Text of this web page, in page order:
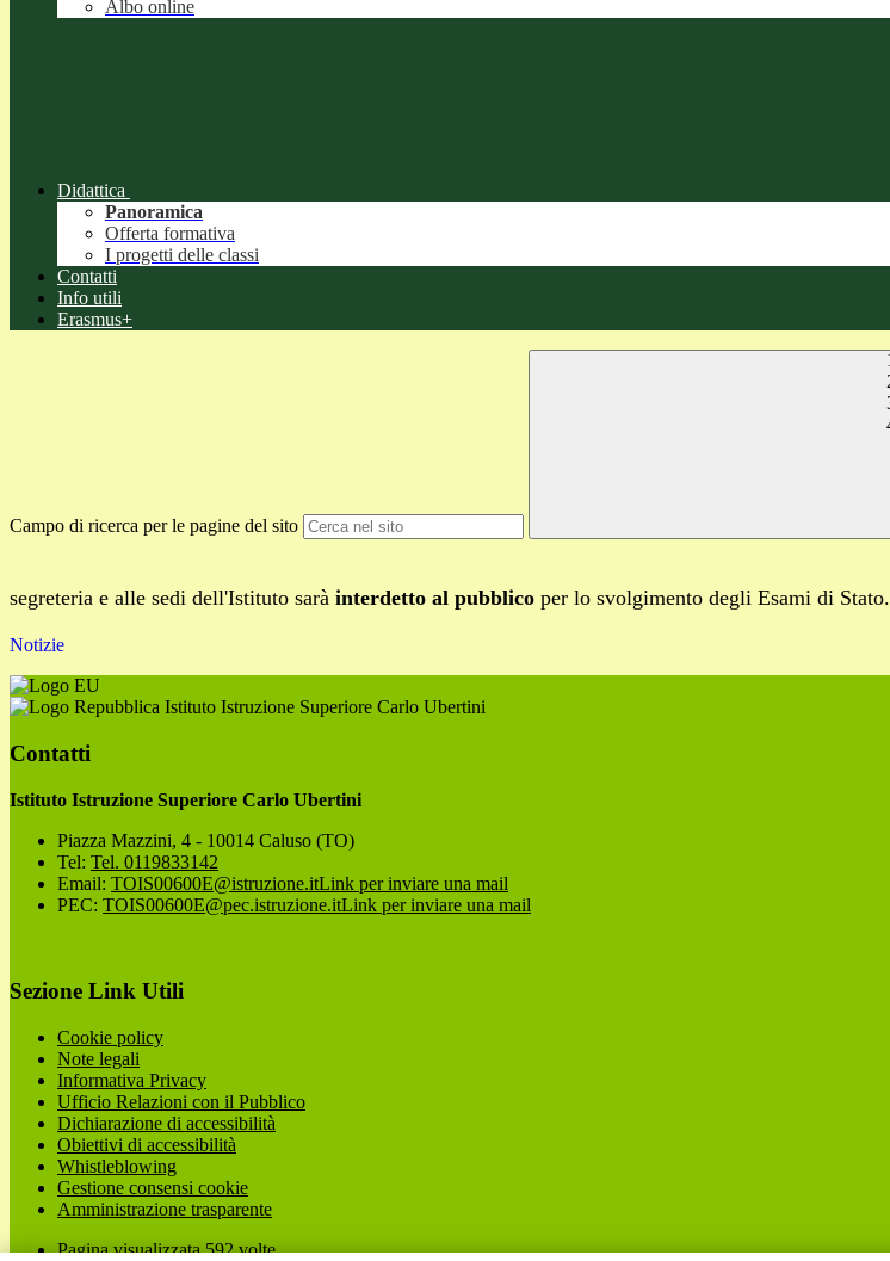
Albo online
Didattica
Panoramica
Offerta formativa
I progetti delle classi
Contatti
Info utili
Erasmus+
Campo di ricerca per le pagine del sito
segreteria e alle sedi dell'Istituto sarà interdetto al pubblico per lo svolgimento degli Esami di Stato.
Notizie
Istituto Istruzione Superiore Carlo Ubertini
Contatti
Istituto Istruzione Superiore Carlo Ubertini
Piazza Mazzini, 4 - 10014 Caluso (TO)
Tel: Tel. 0119833142
Email: TOIS00600E@istruzione.itLink per inviare una mail
PEC: TOIS00600E@pec.istruzione.itLink per inviare una mail
Sezione Link Utili
Cookie policy
Note legali
Informativa Privacy
Ufficio Relazioni con il Pubblico
Dichiarazione di accessibilità
Obiettivi di accessibilità
Whistleblowing
Gestione consensi cookie
Amministrazione trasparente
Pagina visualizzata592volte